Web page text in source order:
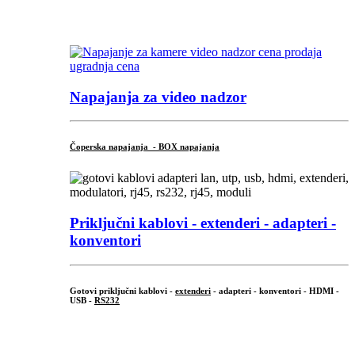
Napajanja za video nadzor
Čoperska napajanja - BOX napajanja
Priključni kablovi - extenderi - adapteri -
konventori
Gotovi priključni kablovi - extenderi - adapteri - konventori - HDMI -
USB - RS232